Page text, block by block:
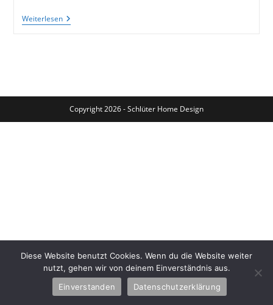
WeiterlesenRote
Möbelserie,
Copyright 2026 - Schlüter Home Design
Diese Website benutzt Cookies. Wenn du die Website weiter
nutzt, gehen wir von deinem Einverständnis aus.
Einverstanden
Datenschutzerklärung